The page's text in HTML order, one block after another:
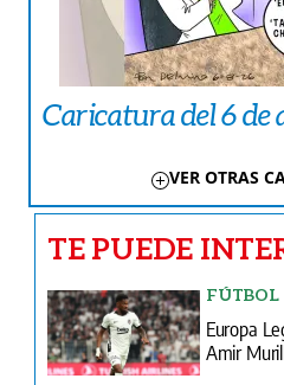
Caricatura del 6 de
VER OTRAS
TE PUEDE
FÚTBOL
Europa
Amir